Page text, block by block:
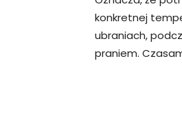
konkretnej
ubraniach,
praniem.